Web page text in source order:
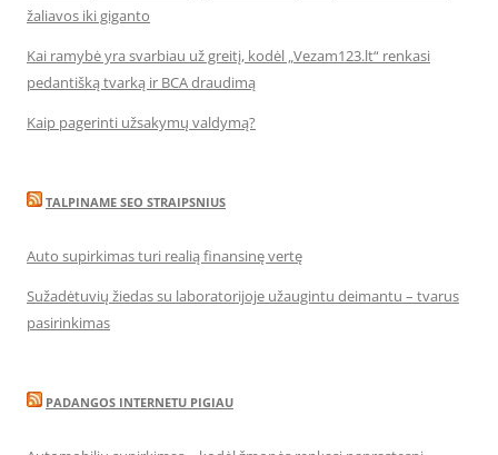
žaliavos iki giganto
Kai ramybė yra svarbiau už greitį, kodėl „Vezam123.lt“ renkasi
pedantišką tvarką ir BCA draudimą
Kaip pagerinti užsakymų valdymą?
TALPINAME SEO STRAIPSNIUS
Auto supirkimas turi realią finansinę vertę
Sužadėtuvių žiedas su laboratorijoje užaugintu deimantu – tvarus
pasirinkimas
PADANGOS INTERNETU PIGIAU